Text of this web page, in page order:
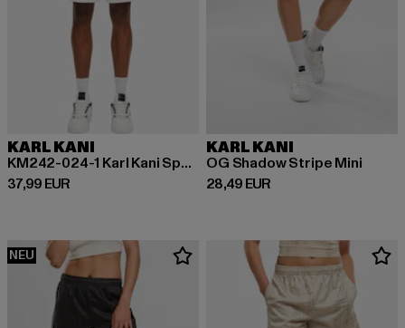
KARL KANI
KM242-024-1 Karl Kani Sports Shadow Stripe Shorts
37,99 EUR
Derzeitiger Preis: 37,99 EUR
KARL KANI
OG Shadow Stripe Mini
28,49 EUR
Derzeitiger Preis: 28,49 EUR
NEU